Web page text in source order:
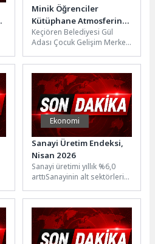
Minik Öğrenciler
Kütüphane Atmosferini
Yaşadı
Keçiören Belediyesi Gül
Adası Çocuk Gelişim Merkezi
Cumhuriyet Kulesi 100. Yıl
Halk Kütüphanesi’ni...
Ekonomi
Sanayi Üretim Endeksi,
Nisan 2026
Sanayi üretimi yıllık %6,0
arttıSanayinin alt sektörleri
incelendiğinde, 2026 yılı
Nisan ayında...